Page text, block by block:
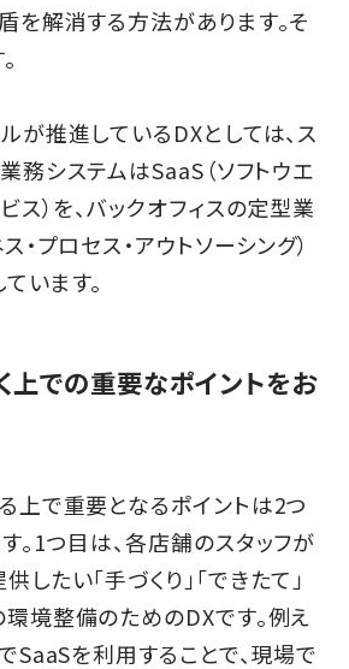
を解消する方法があります。そ
が推進しているDXとしては、ス
務システムはSaaS（ソフトウエ
ス）を、バックオフィスの定型業
・プロセス・アウトソーシング）
います。
上での重要なポイントをお
上で重要となるポイントは2つ
。1つ目は、各店舗のスタッフが
したい「手づくり」「できたて」
境整備のためのDXです。例え
SaaSを利用することで、現場で